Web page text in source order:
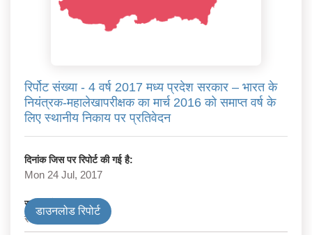
रिर्पोट संख्या - 4 वर्ष 2017 मध्य प्रदेश सरकार – भारत के
नियंत्रक-महालेखापरीक्षक का मार्च 2016 को समाप्त वर्ष के
लिए स्थानीय निकाय पर प्रतिवेदन
दिनांक जिस पर रिपोर्ट की गई है:
Mon 24 Jul, 2017
सरकार के प्रकार
स्थानीय निकाय
डाउनलोड रिपोर्ट